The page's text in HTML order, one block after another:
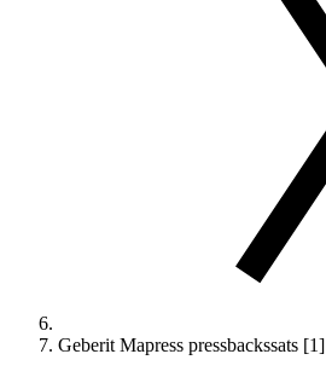
Geberit Mapress pressbackssats [1]